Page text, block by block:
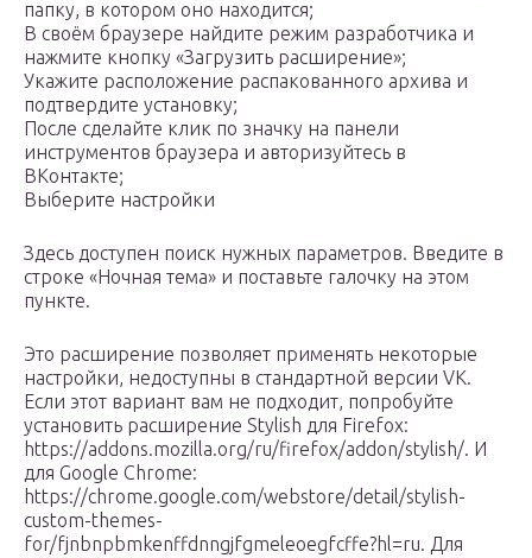
папку, в котором оно находится;
В своём браузере найдите режим разработчика и
нажмите кнопку «Загрузить расширение»;
Укажите расположение распакованного архива и
подтвердите установку;
После сделайте клик по значку на панели
инструментов браузера и авторизуйтесь в
ВКонтакте;
Выберите настройки
Здесь доступен поиск нужных параметров. Введите в
строке «Ночная тема» и поставьте галочку на этом
пункте.
Это расширение позволяет применять некоторые
настройки, недоступны в стандартной версии VK.
Если этот вариант вам не подходит, попробуйте
установить расширение Stylish для Firefox:
https://addons.mozilla.org/ru/firefox/addon/stylish/. И
для Google Chrome:
https://chrome.google.com/webstore/detail/stylish-
custom-themes-
for/fjnbnpbmkenffdnngjfgmeleoegfcffe?hl=ru. Для